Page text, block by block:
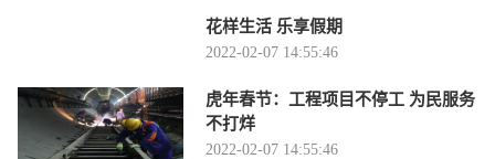
花样生活 乐享假期
2022-02-07 14:55:46
虎年春节：工程项目不停工 为民服务
不打烊
2022-02-07 14:55:46